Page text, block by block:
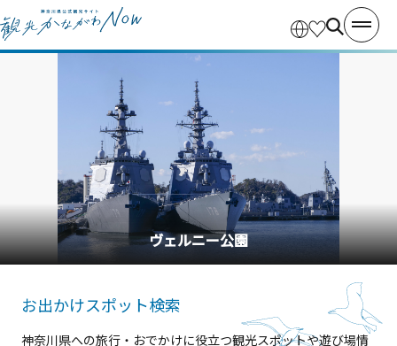
横浜中華街
お出かけスポット検索
神奈川県への旅行・おでかけに役立つ観光スポットや遊び場情